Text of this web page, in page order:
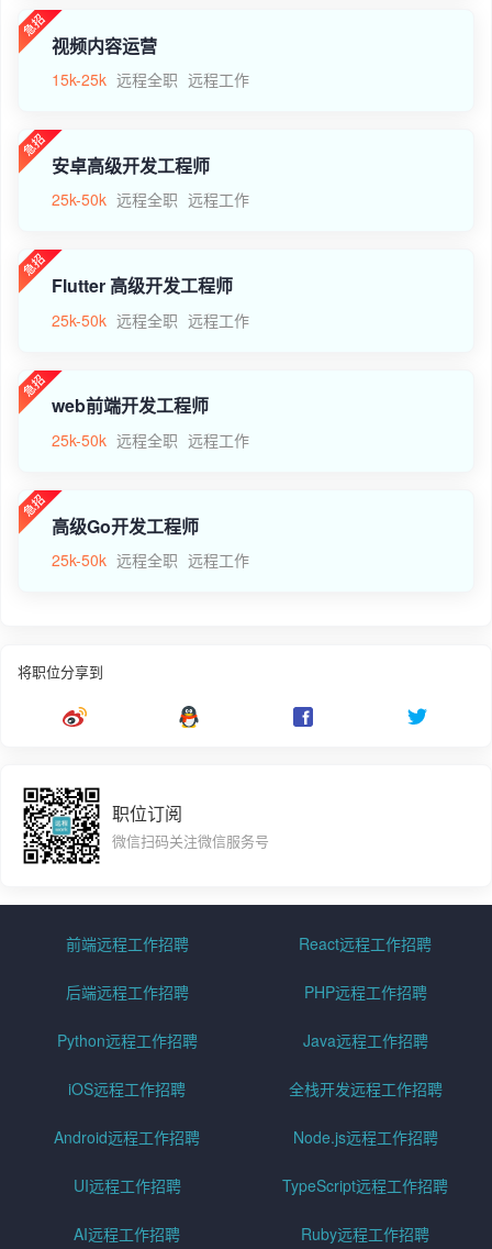
视频内容运营
15k-25k 远程全职 远程工作
安卓高级开发工程师
25k-50k 远程全职 远程工作
Flutter 高级开发工程师
25k-50k 远程全职 远程工作
web前端开发工程师
25k-50k 远程全职 远程工作
高级Go开发工程师
25k-50k 远程全职 远程工作
将职位分享到
职位订阅
微信扫码关注微信服务号
前端远程工作招聘 React远程工作招聘
后端远程工作招聘 PHP远程工作招聘
Python远程工作招聘 Java远程工作招聘
iOS远程工作招聘 全栈开发远程工作招聘
Android远程工作招聘 Node.js远程工作招聘
UI远程工作招聘 TypeScript远程工作招聘
AI远程工作招聘 Ruby远程工作招聘